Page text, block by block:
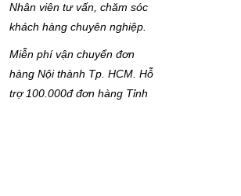
Nhân viên tư vấn, chăm sóc
khách hàng chuyên nghiệp.
Miễn phí vận chuyển đơn
hàng Nội thành Tp. HCM. Hỗ
trợ 100.000đ đơn hàng Tỉnh